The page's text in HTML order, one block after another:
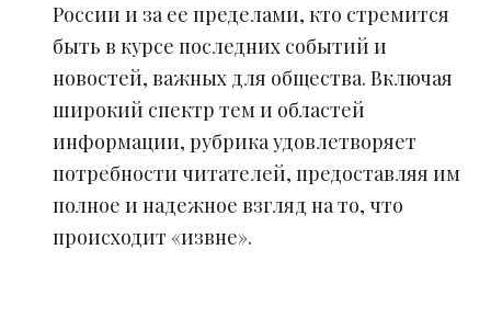
России и за ее пределами, кто стремится
быть в курсе последних событий и
новостей, важных для общества. Включая
широкий спектр тем и областей
информации, рубрика удовлетворяет
потребности читателей, предоставляя им
полное и надежное взгляд на то, что
происходит «извне».